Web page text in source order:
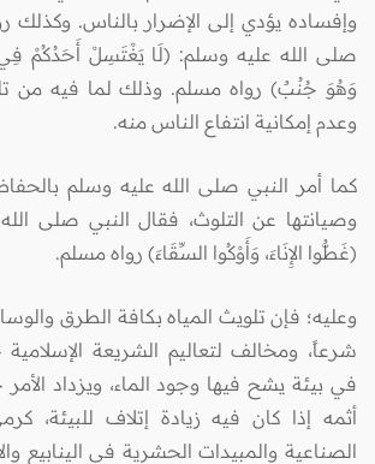
وإفساده يؤدي إلى الإضرار بالناس. وكذلك
صلى الله عليه وسلم: (لَا يَغْتَسِلْ أَحَدُكُمْ فِي
وَهُوَ جُنُبٌ) رواه مسلم. وذلك لما فيه من
وعدم إمكانية انتفاع الناس منه.
كما أمر النبي صلى الله عليه وسلم
وصيانتها عن التلوث، فقال النبي صلى
(غَطُّوا الإِنَاءَ، وَأَوْكُوا السِّقَاءَ) رواه مسلم.
وعليه؛ فإن تلويث المياه بكافة الطرق
شرعاً، ومخالف لتعاليم الشريعة
في بيئة يشح فيها وجود الماء، ويزداد
أثمه إذا كان فيه زيادة إتلاف للبيئة،
الصناعية والمبيدات الحشرية في الينابيع